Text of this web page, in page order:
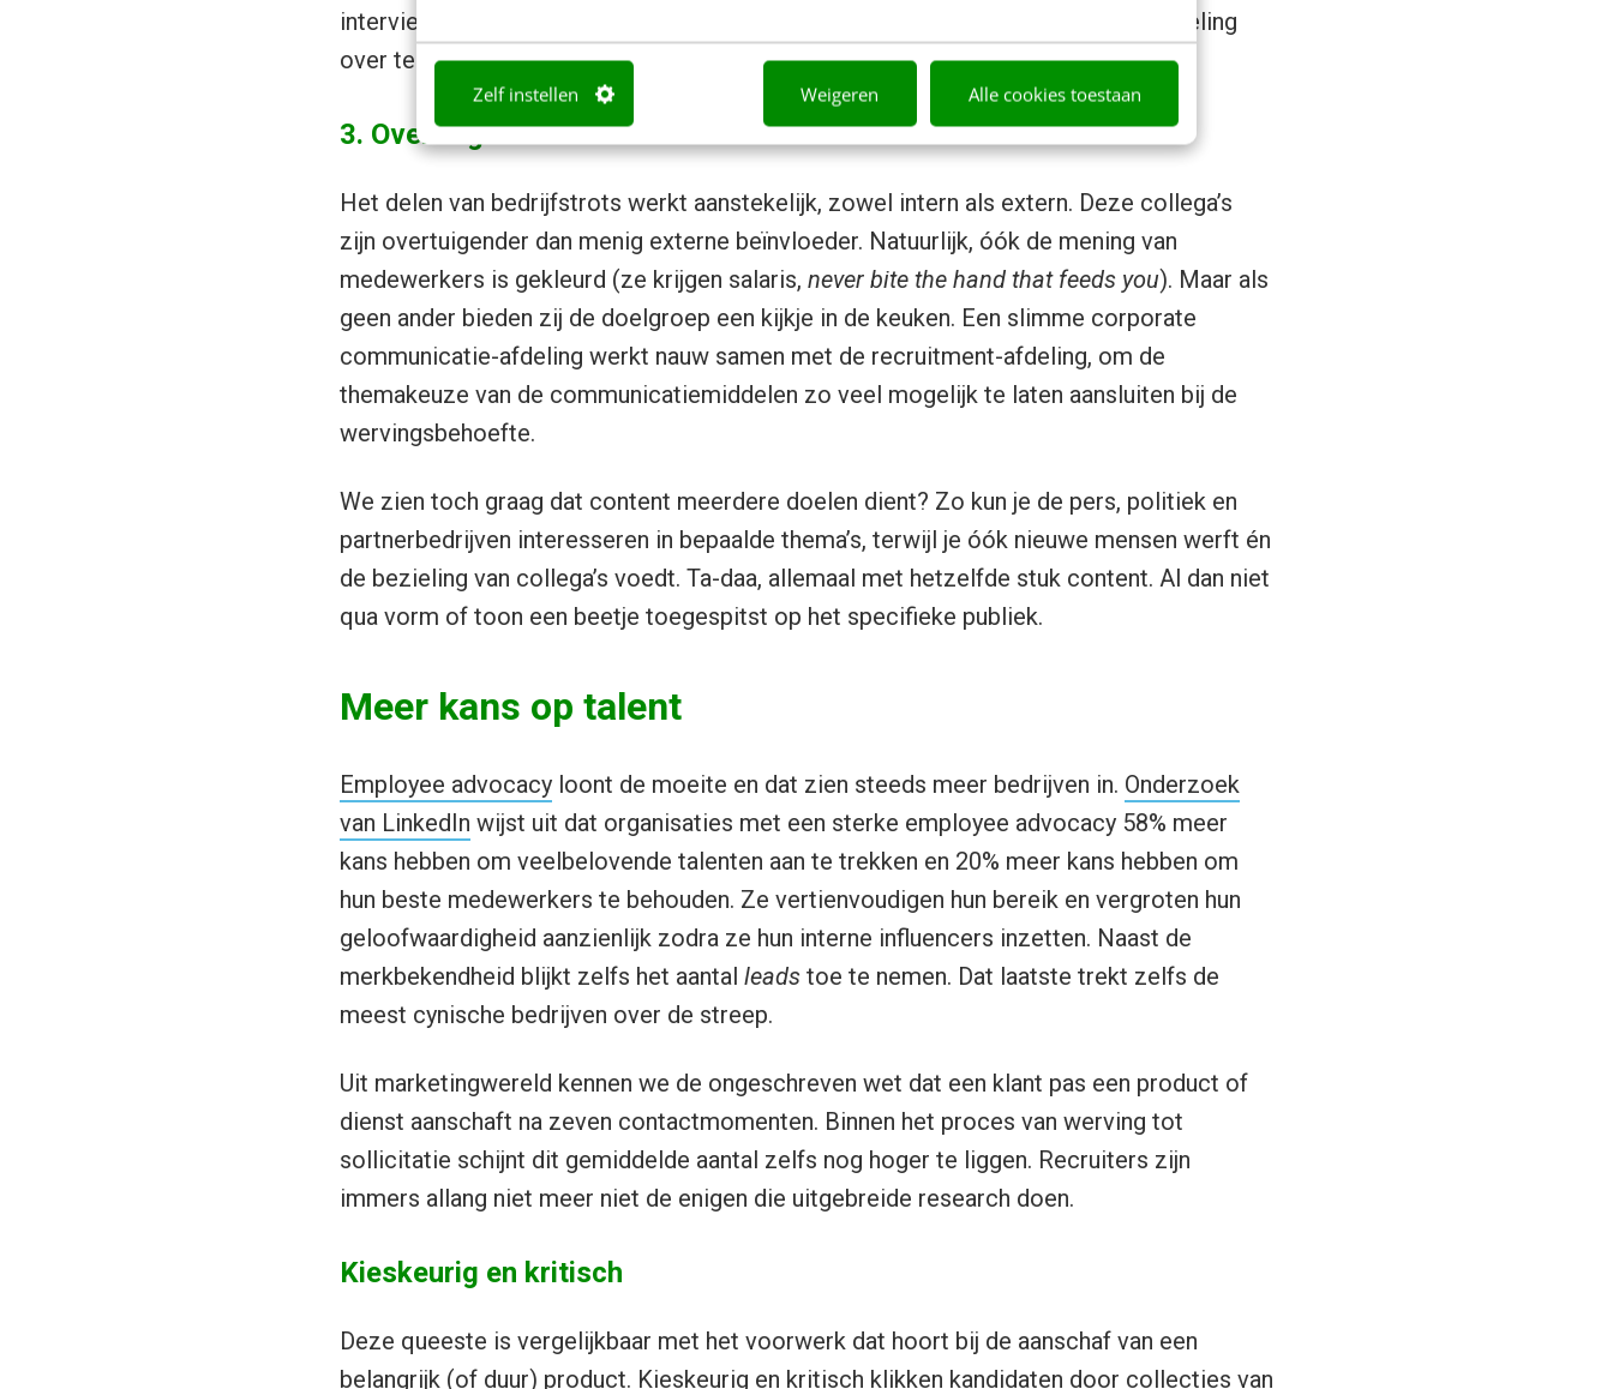
Zelf instellen Weigeren Alle cookies toestaan
interviews, columns of blikken achter de schermen op. Uiteenlopend van kennisdeling
over techniek en opinies over trends tot een inkijk in opvallende projecten.
3. Overtuigend
Het delen van bedrijfstrots werkt aanstekelijk, zowel intern als extern. Deze collega’s
zijn overtuigender dan menig externe beïnvloeder. Natuurlijk, óók de mening van
medewerkers is gekleurd (ze krijgen salaris, never bite the hand that feeds you). Maar als
geen ander bieden zij de doelgroep een kijkje in de keuken. Een slimme corporate
communicatie-afdeling werkt nauw samen met de recruitment-afdeling, om de
themakeuze van de communicatiemiddelen zo veel mogelijk te laten aansluiten bij de
wervingsbehoefte.
We zien toch graag dat content meerdere doelen dient? Zo kun je de pers, politiek en
partnerbedrijven interesseren in bepaalde thema’s, terwijl je óók nieuwe mensen werft én
de bezieling van collega’s voedt. Ta-daa, allemaal met hetzelfde stuk content. Al dan niet
qua vorm of toon een beetje toegespitst op het specifieke publiek.
Meer kans op talent
Employee advocacyloont de moeite en dat zien steeds meer bedrijven in. Onderzoek
van LinkedIn wijst uit dat organisaties met een sterke employee advocacy 58% meer
kans hebben om veelbelovende talenten aan te trekken en 20% meer kans hebben om
hun beste medewerkers te behouden. Ze vertienvoudigen hun bereik en vergroten hun
geloofwaardigheid aanzienlijk zodra ze hun interne influencers inzetten. Naast de
merkbekendheid blijkt zelfs het aantal leadstoe te nemen. Dat laatste trekt zelfs de
meest cynische bedrijven over de streep.
Uit marketingwereld kennen we de ongeschreven wet dat een klant pas een product of
dienst aanschaft na zeven contactmomenten. Binnen het proces van werving tot
sollicitatie schijnt dit gemiddelde aantal zelfs nog hoger te liggen. Recruiters zijn
immers allang niet meer niet de enigen die uitgebreide research doen.
Kieskeurig en kritisch
Deze queeste is vergelijkbaar met het voorwerk dat hoort bij de aanschaf van een
belangrijk (of duur) product. Kieskeurig en kritisch klikken kandidaten door collecties van